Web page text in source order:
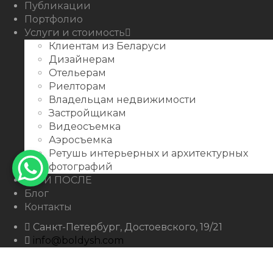
Публикации
Портфолио
Услуги и стоимость
Клиентам из Беларуси
Дизайнерам
Отельерам
Риелторам
Владельцам недвижимости
Застройщикам
Видеосъемка
Аэросъемка
Ретушь интерьерных и архитектурных
фотографий
ДО И ПОСЛЕ
Блог
Контакты
Санкт-Петербург, Достоевского, 19/21
info@boldysh.com